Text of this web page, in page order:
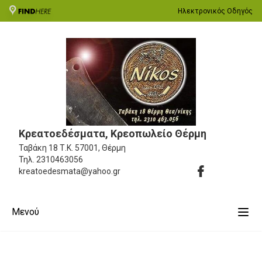
Ηλεκτρονικός Οδηγός
Κρεατοεδέσματα, Κρεοπωλείο Θέρμη
Ταβάκη 18 Τ.Κ. 57001, Θέρμη
Τηλ. 2310463056
kreatoedesmata@yahoo.gr
Μενού